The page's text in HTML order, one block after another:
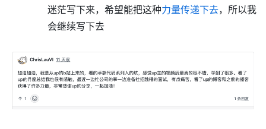
迷茫写下来，希望能把这种力量传递下去，所以我
会继续写下去